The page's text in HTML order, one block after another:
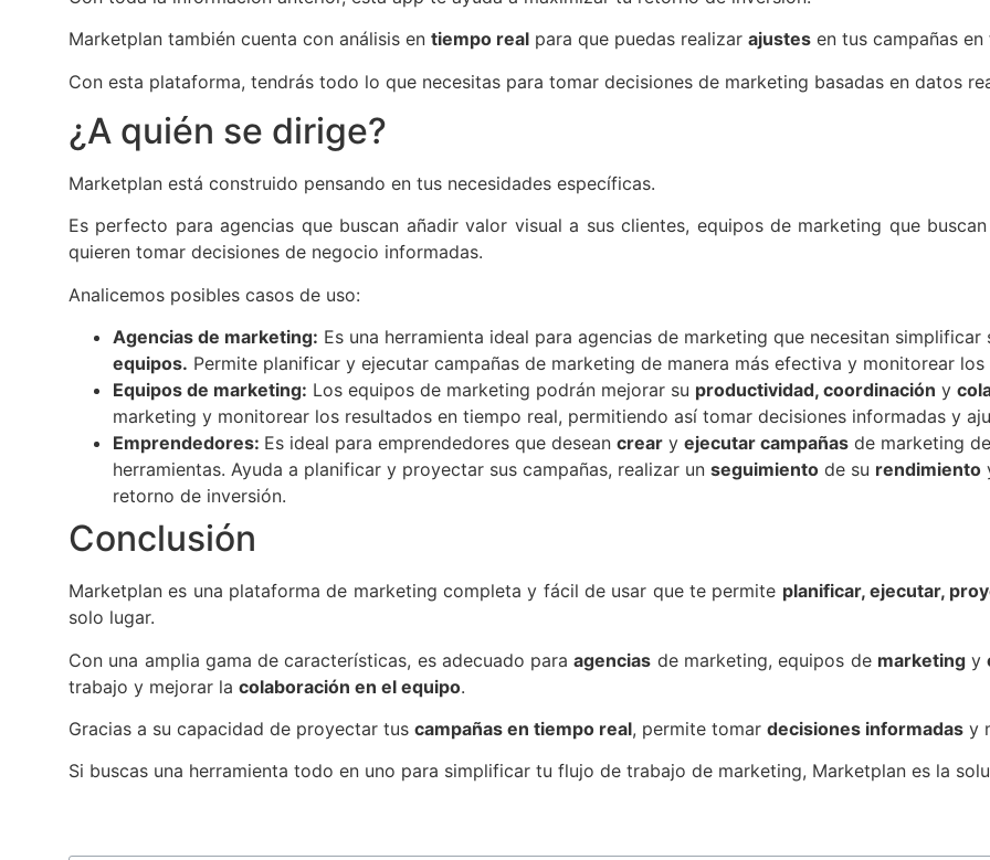
Marketplan también cuenta con análisis en tiempo real para que puedas realizar ajustes en tus campañas
Con esta plataforma, tendrás todo lo que necesitas para tomar decisiones de marketing basadas en datos
¿A quién se dirige?
Marketplan está construido pensando en tus necesidades específicas.
Es perfecto para agencias que buscan añadir valor visual a sus clientes, equipos de marketing que
quieren tomar decisiones de negocio informadas.
Analicemos posibles casos de uso:
Agencias de marketing: Es una herramienta ideal para agencias de marketing que necesitan
equipos. Permite planificar y ejecutar campañas de marketing de manera más efectiva y monitorear
Equipos de marketing: Los equipos de marketing podrán mejorar su productividad, coordinación y
marketing y monitorear los resultados en tiempo real, permitiendo así tomar decisiones informadas y
Emprendedores: Es ideal para emprendedores que desean crear y ejecutar campañas de marketing
herramientas. Ayuda a planificar y proyectar sus campañas, realizar un seguimiento de su rendimiento
retorno de inversión.
Conclusión
Marketplan es una plataforma de marketing completa y fácil de usar que te permite planificar, ejecutar,
solo lugar.
Con una amplia gama de características, es adecuado paraagencias de marketing, equipos de marketingy
trabajo y mejorar la colaboración en el equipo.
Gracias a su capacidad de proyectar tus campañas en tiempo real, permite tomar decisiones informadas y
Si buscas una herramienta todo en uno para simplificar tu flujo de trabajo de marketing, Marketplan es la